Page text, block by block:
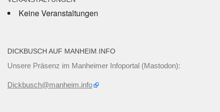
Keine Veranstaltungen
DICKBUSCH AUF MANHEIM.INFO
Unsere Präsenz im Manheimer Infoportal (Mastodon):
Dickbusch@manheim.info